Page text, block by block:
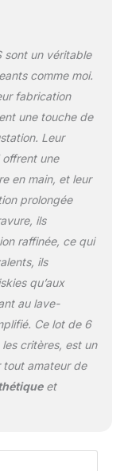
sont un véritable
comme moi.
fabrication
une touche de
Leur
une
en main, et leur
prolongée
ils
raffinée, ce qui
ils
qu’aux
au lave-
Ce lot de 6
critères, est un
tout amateur de
et